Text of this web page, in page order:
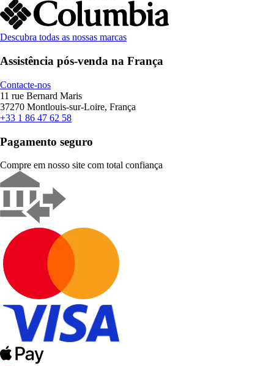
Descubra todas as nossas marcas
Assistência pós-venda na França
Contacte-nos
11 rue Bernard Maris
37270 Montlouis-sur-Loire, França
+33 1 86 47 62 58
Pagamento seguro
Compre em nosso site com total confiança